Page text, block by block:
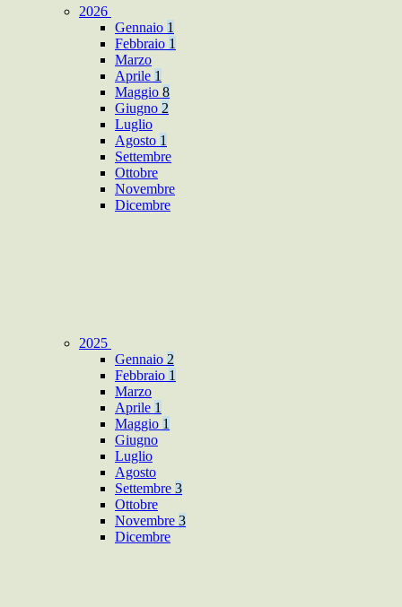
2026
Gennaio 1
Febbraio 1
Marzo
Aprile 1
Maggio 8
Giugno 2
Luglio
Agosto 1
Settembre
Ottobre
Novembre
Dicembre
2025
Gennaio 2
Febbraio 1
Marzo
Aprile 1
Maggio 1
Giugno
Luglio
Agosto
Settembre 3
Ottobre
Novembre 3
Dicembre